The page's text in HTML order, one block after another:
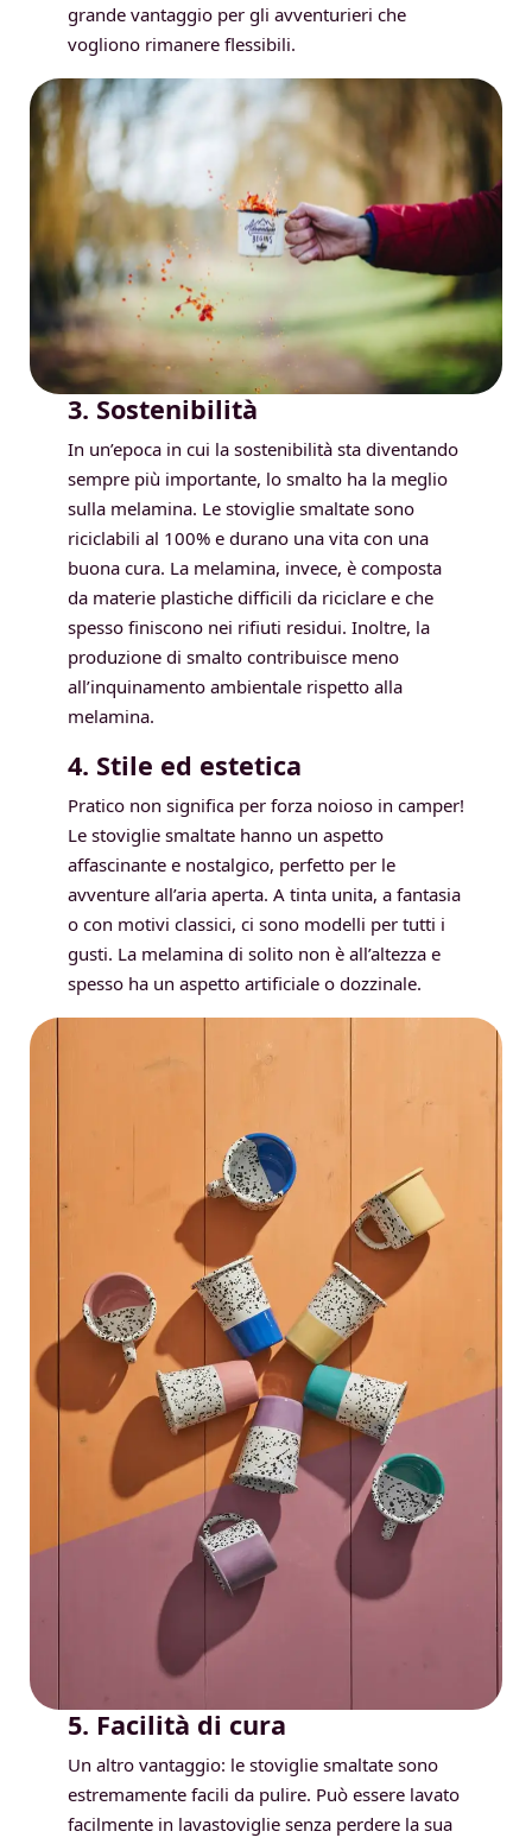
grande vantaggio per gli avventurieri che
vogliono rimanere flessibili.
3. Sostenibilità
In un’epoca in cui la sostenibilità sta diventando
sempre più importante, lo smalto ha la meglio
sulla melamina. Le stoviglie smaltate sono
riciclabili al 100% e durano una vita con una
buona cura. La melamina, invece, è composta
da materie plastiche difficili da riciclare e che
spesso finiscono nei rifiuti residui. Inoltre, la
produzione di smalto contribuisce meno
all’inquinamento ambientale rispetto alla
melamina.
4. Stile ed estetica
Pratico non significa per forza noioso in camper!
Le stoviglie smaltate hanno un aspetto
affascinante e nostalgico, perfetto per le
avventure all’aria aperta. A tinta unita, a fantasia
o con motivi classici, ci sono modelli per tutti i
gusti. La melamina di solito non è all’altezza e
spesso ha un aspetto artificiale o dozzinale.
5. Facilità di cura
Un altro vantaggio: le stoviglie smaltate sono
estremamente facili da pulire. Può essere lavato
facilmente in lavastoviglie senza perdere la sua